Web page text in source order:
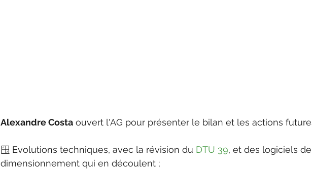
Alexandre Costa ouvert l'AG pour présenter le bilan et les actions
🪟 Evolutions techniques, avec la révision du DTU 39, et des logiciels
dimensionnement qui en découlent ;